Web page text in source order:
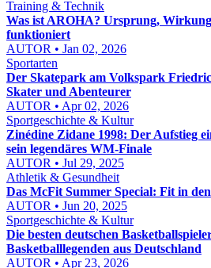
Training & Technik
Was ist AROHA? Ursprung,
funktioniert
AUTOR • Jan 02, 2026
Sportarten
Der Skatepark am Volkspark
Skater und Abenteurer
AUTOR • Apr 02, 2026
Sportgeschichte & Kultur
Zinédine Zidane 1998: Der Aufstieg
sein legendäres WM-Finale
AUTOR • Jul 29, 2025
Athletik & Gesundheit
Das McFit Summer Special: Fit in
AUTOR • Jun 20, 2025
Sportgeschichte & Kultur
Die besten deutschen
Basketballlegenden aus Deutschland
AUTOR • Apr 23, 2026